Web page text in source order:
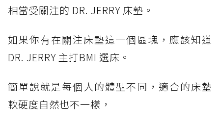
相當受關注的 DR. JERRY 床墊。
如果你有在關注床墊這一個區塊，應該知道
DR. JERRY 主打BMI 選床。
簡單說就是每個人的體型不同，適合的床墊
軟硬度自然也不一樣，